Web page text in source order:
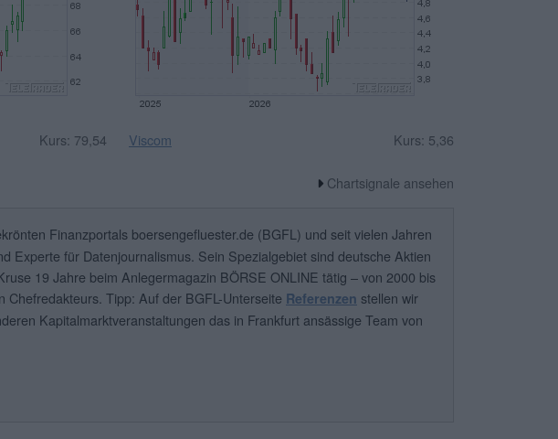
Kurs: 79,54 Viscom Kurs: 5,36
Chartsignale ansehen
Finanzportals boersengefluester.de (BGFL) und seit vielen Jahren
Experte für Datenjournalismus. Sein Spezialgebiet sind deutsche Aktien
19 Jahre beim Anlegermagazin BÖRSE ONLINE tätig – von 2000 bis
Tipp: Auf der BGFL-Unterseite Referenzen stellen wir
Kapitalmarktveranstaltungen das in Frankfurt ansässige Team von